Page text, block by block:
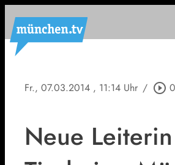
Fr., 07.03.2014 , 11:14 Uhr / play_circle_outline
Neue